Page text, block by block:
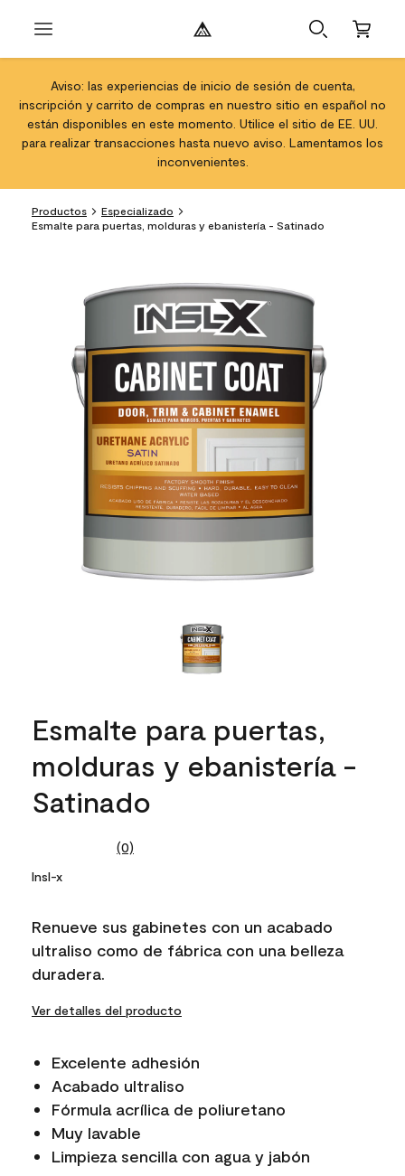
Aviso: las experiencias de inicio de sesión de cuenta,
inscripción y carrito de compras en nuestro sitio en español no
están disponibles en este momento. Utilice el sitio de EE. UU.
para realizar transacciones hasta nuevo aviso. Lamentamos los
inconvenientes.
Productos
Especializado
Esmalte para puertas, molduras y ebanistería - Satinado
Esmalte para puertas,
molduras y ebanistería -
Satinado
No
link.
(0)
Insl-x
Renueve sus gabinetes con un acabado
ultraliso como de fábrica con una belleza
duradera.
Ver detalles del producto
Excelente adhesión
Acabado ultraliso
Fórmula acrílica de poliuretano
Muy lavable
Limpieza sencilla con agua y jabón